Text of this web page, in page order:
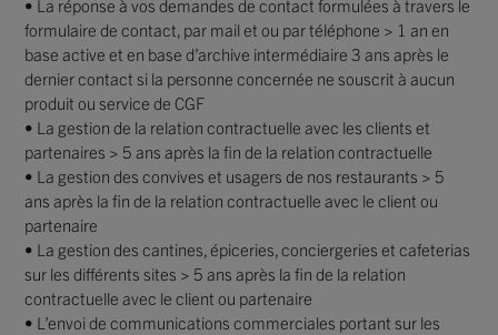
• La réponse à vos demandes de contact formulées à travers le
formulaire de contact, par mail et ou par téléphone > 1 an en
base active et en base d’archive intermédiaire 3 ans après le
dernier contact si la personne concernée ne souscrit à aucun
produit ou service de CGF
• La gestion de la relation contractuelle avec les clients et
partenaires > 5 ans après la fin de la relation contractuelle
• La gestion des convives et usagers de nos restaurants > 5
ans après la fin de la relation contractuelle avec le client ou
partenaire
• La gestion des cantines, épiceries, conciergeries et cafeterias
sur les différents sites > 5 ans après la fin de la relation
contractuelle avec le client ou partenaire
• L’envoi de communications commerciales portant sur les